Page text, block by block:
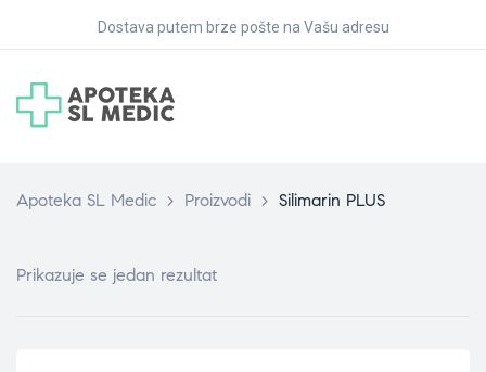
Dostava putem brze pošte na Vašu adresu
Apoteka SL Medic > Proizvodi > Silimarin PLUS
Prikazuje se jedan rezultat